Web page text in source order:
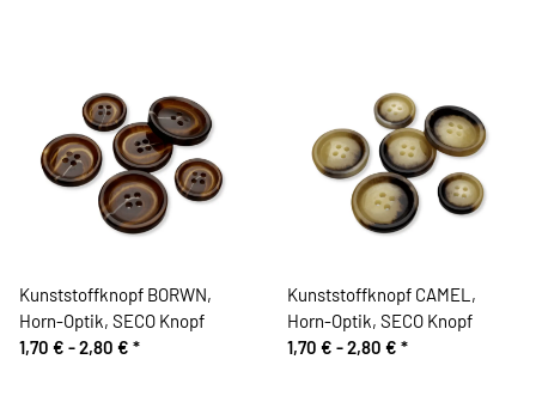
Kunststoffknopf BORWN,
Horn-Optik, SECO Knopf
1,70 € -2,80 € *
Kunststoffknopf CAMEL,
Horn-Optik, SECO Knopf
1,70 € -2,80 € *